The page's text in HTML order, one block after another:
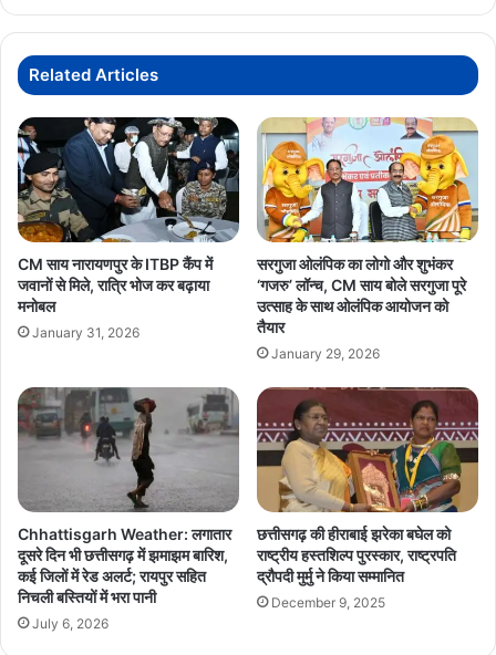
फ्लाइट,
जल्द
भारतीय
वायुसेना
को
होगा
सुपुर्द
Related Articles
CM साय नारायणपुर के ITBP कैंप में
जवानों से मिले, रात्रि भोज कर बढ़ाया
मनोबल
January 31, 2026
सरगुजा ओलंपिक का लोगो और शुभंकर
‘गजरु’ लॉन्च, CM साय बोले सरगुजा पूरे
उत्साह के साथ ओलंपिक आयोजन को
तैयार
January 29, 2026
Chhattisgarh Weather: लगातार
दूसरे दिन भी छत्तीसगढ़ में झमाझम बारिश,
कई जिलों में रेड अलर्ट; रायपुर सहित
निचली बस्तियों में भरा पानी
July 6, 2026
छत्तीसगढ़ की हीराबाई झरेका बघेल को
राष्ट्रीय हस्तशिल्प पुरस्कार, राष्ट्रपति
द्रौपदी मुर्मु ने किया सम्मानित
December 9, 2025